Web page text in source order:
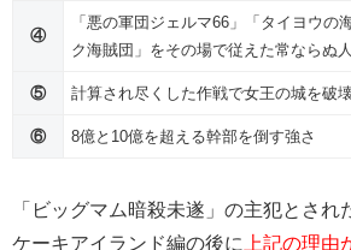
④
「悪の軍団ジェルマ66」「タイヨウの
ク海賊団」をその場で従えた常ならぬ
⑤ 計算され尽くした作戦で女王の城を破
⑥ 8億と10億を超える幹部を倒す強さ
「ビッグマム暗殺未遂」の主犯とされ
ケーキアイランド編の後に 上記の理由